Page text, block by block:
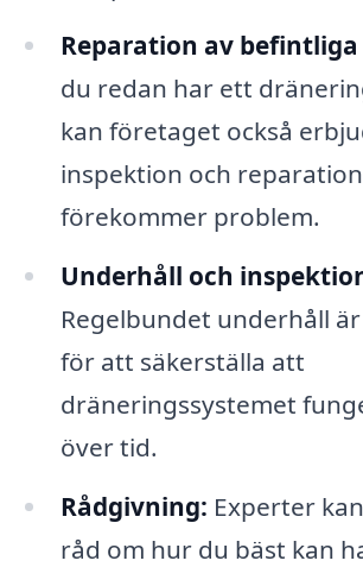
Reparation av befintliga
du redan har ett
kan företaget också
inspektion och
förekommer problem.
Underhåll och
Regelbundet underhåll
för att säkerställa att
dräneringssystemet
över tid.
Rådgivning: Experter
råd om hur du bäst kan